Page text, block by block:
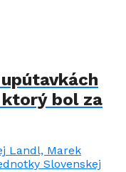
ktorý bol za